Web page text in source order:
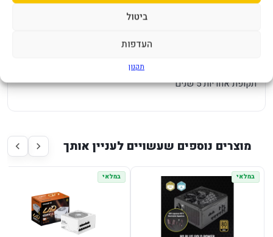
ביטול
העדפות
תקנון
SILENT ZERO RPM Mode
תקופת אחריות 5 שנים
מוצרים נוספים שעשויים לעניין אותך
במלאי במלאי